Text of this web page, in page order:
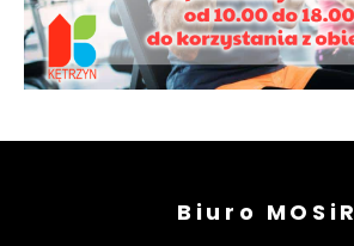
Biuro MOSiR